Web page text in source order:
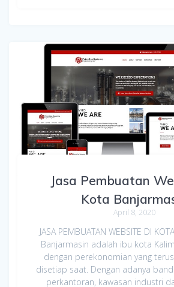
Jasa Pembuatan
Kota
April 8, 2020
JASA PEMBUATAN WEBSITE DI
Banjarmasin adalah ibu kota
dengan perekonomian yang
disetiap saat. Dengan adanya
perkantoran, kawasan industri